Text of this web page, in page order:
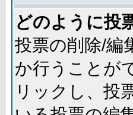
どのように投
投票の削除/編
か行うことが
リックし、投